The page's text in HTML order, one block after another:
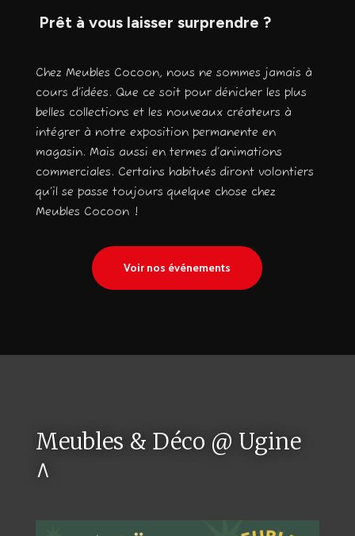
Prêt à vous laisser surprendre ?
Chez Meubles Cocoon, nous ne sommes jamais à
cours d’idées. Que ce soit pour dénicher les plus
belles collections et les nouveaux créateurs à
intégrer à notre exposition permanente en
magasin. Mais aussi en termes d’animations
commerciales. Certains habitués diront volontiers
qu’il se passe toujours quelque chose chez
Meubles Cocoon !
Voir nos événements
Meubles & Déco @ Ugine
^